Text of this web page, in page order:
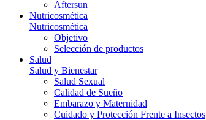
Aftersun
Nutricosmética
Nutricosmética
Objetivo
Selección de productos
Salud
Salud y Bienestar
Salud Sexual
Calidad de Sueño
Embarazo y Maternidad
Cuidado y Protección Frente a Insectos